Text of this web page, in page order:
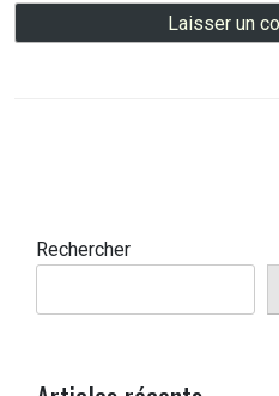
Rechercher